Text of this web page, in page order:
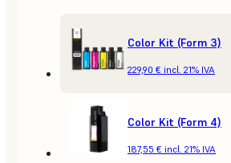
Color Kit (Form 3)
229,90 € incl. 21% IVA
Color Kit (Form 4)
187,55 € incl. 21% IVA